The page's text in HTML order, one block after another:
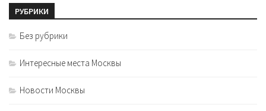
РУБРИКИ
Без рубрики
Интересные места Москвы
Новости Москвы